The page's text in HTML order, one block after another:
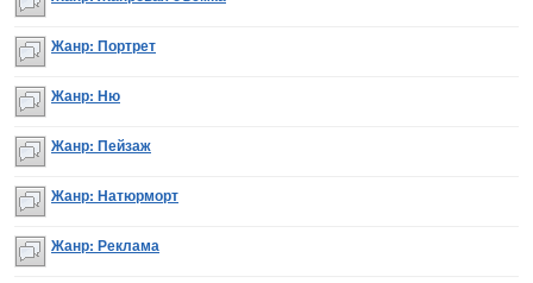
Жанр: Портрет
Жанр: Ню
Жанр: Пейзаж
Жанр: Натюрморт
Жанр: Реклама